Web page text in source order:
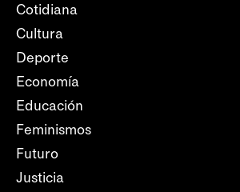
Cotidiana
Cultura
Deporte
Economía
Educación
Feminismos
Futuro
Justicia